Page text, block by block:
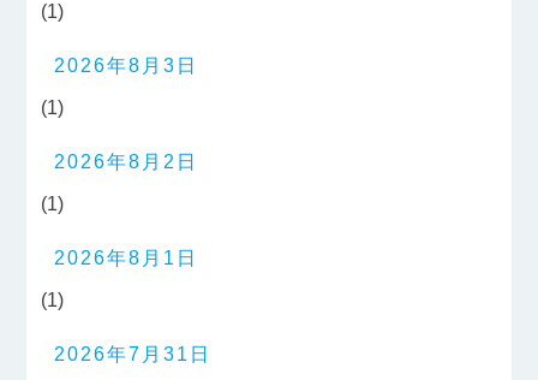
(1)
2026年8月3日
(1)
2026年8月2日
(1)
2026年8月1日
(1)
2026年7月31日